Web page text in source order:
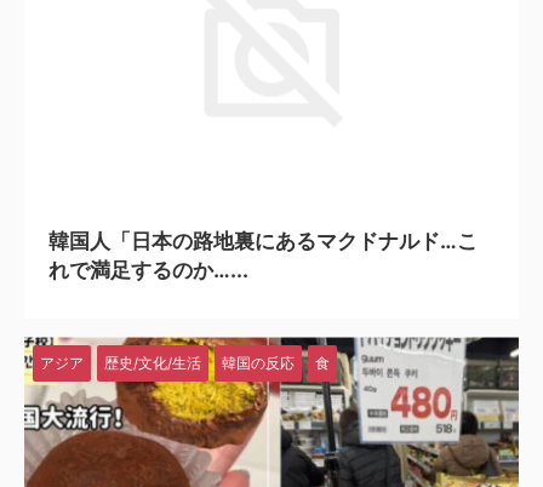
韓国人「日本の路地裏にあるマクドナルド…こ
れで満足するのか…...
アジア 歴史/文化/生活 韓国の反応 食